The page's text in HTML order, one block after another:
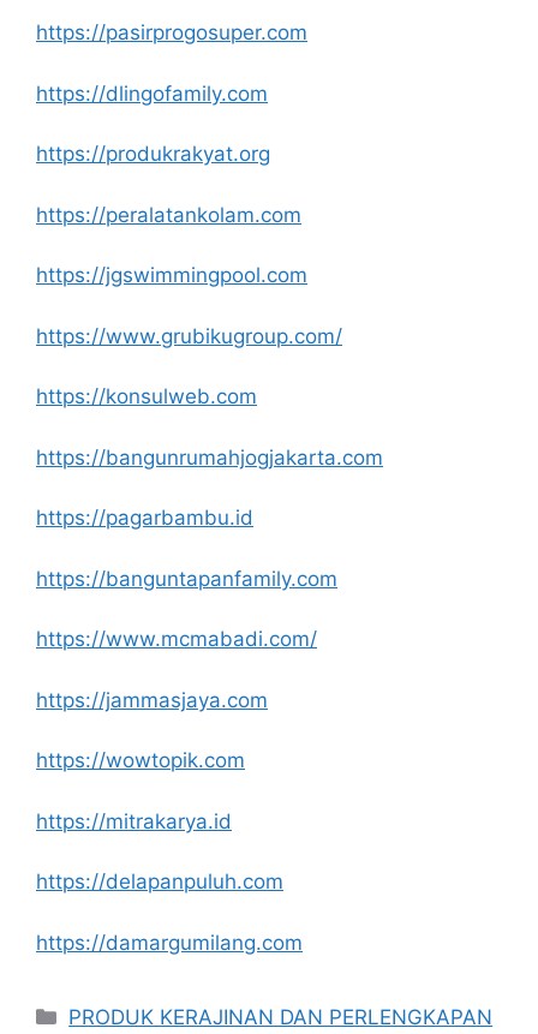
https://pasirprogosuper.com
https://dlingofamily.com
https://produkrakyat.org
https://peralatankolam.com
https://jgswimmingpool.com
https://www.grubikugroup.com/
https://konsulweb.com
https://bangunrumahjogjakarta.com
https://pagarbambu.id
https://banguntapanfamily.com
https://www.mcmabadi.com/
https://jammasjaya.com
https://wowtopik.com
https://mitrakarya.id
https://delapanpuluh.com
https://damargumilang.com
Kategori
PRODUK KERAJINAN DAN PERLENGKAPAN